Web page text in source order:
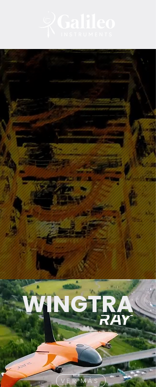
SOLUCIONES
TECNOLÓGICAS
PARA TUS
PROYECTOS
CARTOGRAFÍA | AGRICULTURA |
SEGURIDAD MEDIO AMBIENTE |
ENERGÍA | CONSTRUCCIÓN
WINGTRA
VER MÁS